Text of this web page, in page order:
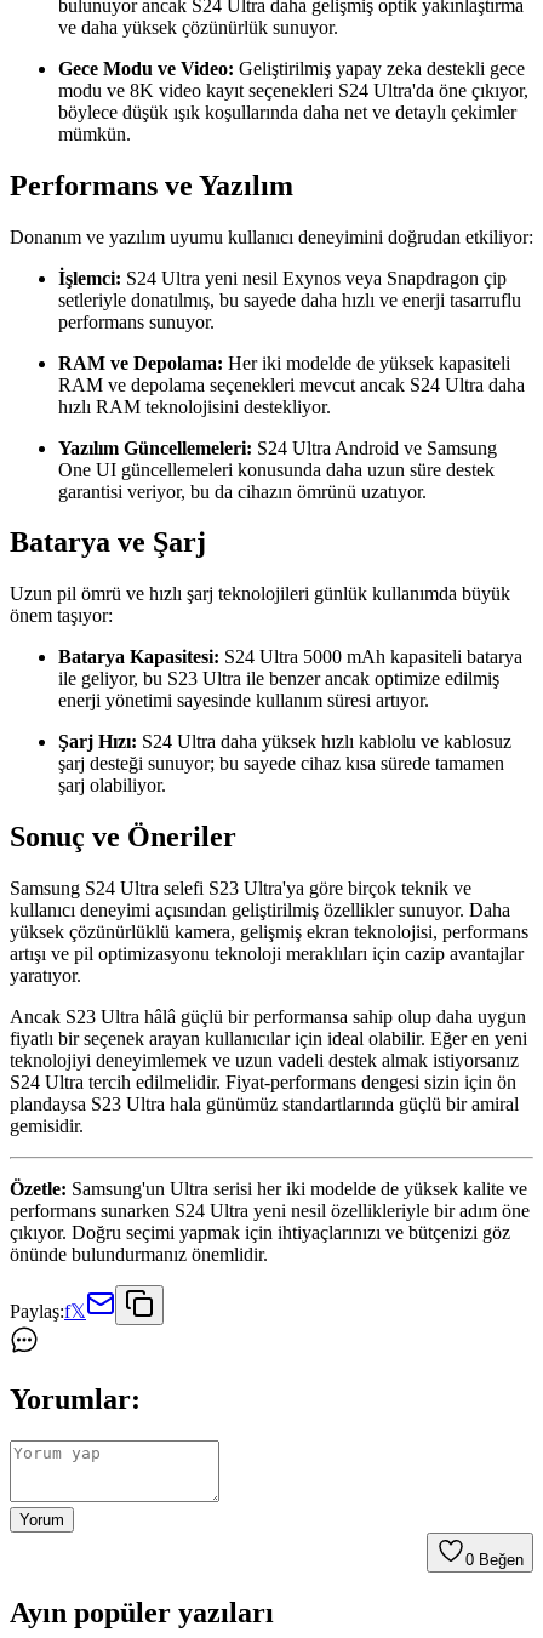
bulunuyor ancak S24 Ultra daha gelişmiş optik yakınlaştırma
ve daha yüksek çözünürlük sunuyor.
Gece Modu ve Video: Geliştirilmiş yapay zeka destekli gece
modu ve 8K video kayıt seçenekleri S24 Ultra'da öne çıkıyor,
böylece düşük ışık koşullarında daha net ve detaylı çekimler
mümkün.
Performans ve Yazılım
Donanım ve yazılım uyumu kullanıcı deneyimini doğrudan etkiliyor:
İşlemci: S24 Ultra yeni nesil Exynos veya Snapdragon çip
setleriyle donatılmış, bu sayede daha hızlı ve enerji tasarruflu
performans sunuyor.
RAM ve Depolama: Her iki modelde de yüksek kapasiteli
RAM ve depolama seçenekleri mevcut ancak S24 Ultra daha
hızlı RAM teknolojisini destekliyor.
Yazılım Güncellemeleri: S24 Ultra Android ve Samsung
One UI güncellemeleri konusunda daha uzun süre destek
garantisi veriyor, bu da cihazın ömrünü uzatıyor.
Batarya ve Şarj
Uzun pil ömrü ve hızlı şarj teknolojileri günlük kullanımda büyük
önem taşıyor:
Batarya Kapasitesi: S24 Ultra 5000 mAh kapasiteli batarya
ile geliyor, bu S23 Ultra ile benzer ancak optimize edilmiş
enerji yönetimi sayesinde kullanım süresi artıyor.
Şarj Hızı: S24 Ultra daha yüksek hızlı kablolu ve kablosuz
şarj desteği sunuyor; bu sayede cihaz kısa sürede tamamen
şarj olabiliyor.
Sonuç ve Öneriler
Samsung S24 Ultra selefi S23 Ultra'ya göre birçok teknik ve
kullanıcı deneyimi açısından geliştirilmiş özellikler sunuyor. Daha
yüksek çözünürlüklü kamera, gelişmiş ekran teknolojisi, performans
artışı ve pil optimizasyonu teknoloji meraklıları için cazip avantajlar
yaratıyor.
Ancak S23 Ultra hâlâ güçlü bir performansa sahip olup daha uygun
fiyatlı bir seçenek arayan kullanıcılar için ideal olabilir. Eğer en yeni
teknolojiyi deneyimlemek ve uzun vadeli destek almak istiyorsanız
S24 Ultra tercih edilmelidir. Fiyat-performans dengesi sizin için ön
plandaysa S23 Ultra hala günümüz standartlarında güçlü bir amiral
gemisidir.
Özetle: Samsung'un Ultra serisi her iki modelde de yüksek kalite ve
performans sunarken S24 Ultra yeni nesil özellikleriyle bir adım öne
çıkıyor. Doğru seçimi yapmak için ihtiyaçlarınızı ve bütçenizi göz
önünde bulundurmanız önemlidir.
Paylaş:f𝕏
Yorumlar:
Yorum
0 Beğen
Ayın popüler yazıları